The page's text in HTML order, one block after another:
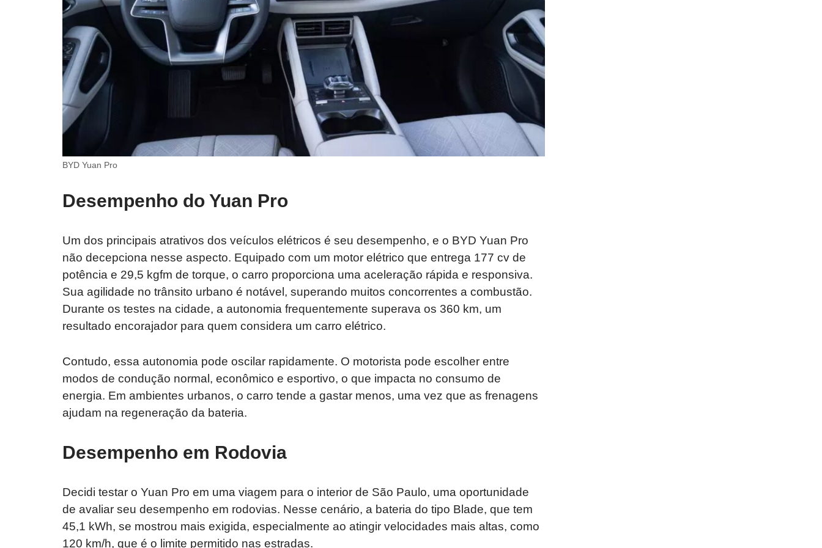
BYD Yuan Pro
Desempenho do Yuan Pro
Um dos principais atrativos dos veículos elétricos é seu desempenho, e o BYD Yuan Pro
não decepciona nesse aspecto. Equipado com um motor elétrico que entrega 177 cv de
potência e 29,5 kgfm de torque, o carro proporciona uma aceleração rápida e responsiva.
Sua agilidade no trânsito urbano é notável, superando muitos concorrentes a combustão.
Durante os testes na cidade, a autonomia frequentemente superava os 360 km, um
resultado encorajador para quem considera um carro elétrico.
Contudo, essa autonomia pode oscilar rapidamente. O motorista pode escolher entre
modos de condução normal, econômico e esportivo, o que impacta no consumo de
energia. Em ambientes urbanos, o carro tende a gastar menos, uma vez que as frenagens
ajudam na regeneração da bateria.
Desempenho em Rodovia
Decidi testar o Yuan Pro em uma viagem para o interior de São Paulo, uma oportunidade
de avaliar seu desempenho em rodovias. Nesse cenário, a bateria do tipo Blade, que tem
45,1 kWh, se mostrou mais exigida, especialmente ao atingir velocidades mais altas, como
120 km/h, que é o limite permitido nas estradas.